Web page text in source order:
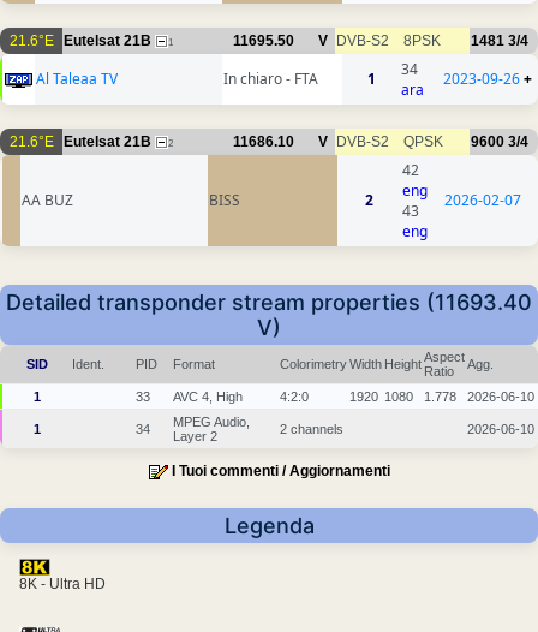
21.6°E Eutelsat 21B 1 11695.50 V DVB-S2 8PSK 1481 3/4
Al Taleaa TV In chiaro - FTA 1
34
ara
2023-09-26+
21.6°E Eutelsat 21B 2 11686.10 V DVB-S2 QPSK 9600 3/4
AA BUZ BISS 2
42
eng
43
eng
2026-02-07
Detailed transponder stream properties (11693.40
V)
SID Ident. PID Format ColorimetryWidth HeightAspect
Ratio
Agg.
1 33 AVC 4, High 4:2:0 1920 1080 1.778 2026-06-10
1 34
MPEG Audio,
Layer 2
2 channels 2026-06-10
I Tuoi commenti / Aggiornamenti
Legenda
8K - Ultra HD